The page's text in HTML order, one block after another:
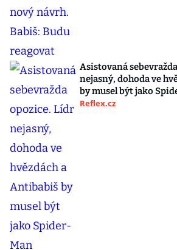
Asistovaná
nejasný, dohoda ve
by musel být jako
Reflex.cz